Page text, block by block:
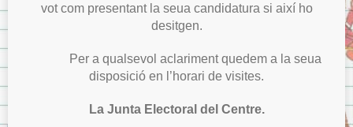
vot com presentant la seua candidatura si així ho
desitgen.
Per a qualsevol aclariment quedem a la seua
disposició en l’horari de visites.
La Junta Electoral del Centre.